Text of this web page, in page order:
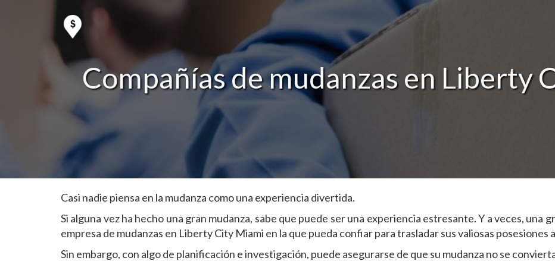
Compañías de mudanzas en Liberty
Casi nadie piensa en la mudanza como una experiencia divertida.
Si alguna vez ha hecho una gran mudanza, sabe que puede ser una experiencia estresante. Y a veces, una
empresa de mudanzas en Liberty City Miami en la que pueda confiar para trasladar sus valiosas posesiones
Sin embargo, con algo de planificación e investigación, puede asegurarse de que su mudanza no se